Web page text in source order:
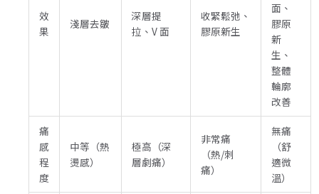
效
果
淺層去皺
深層提
拉、V 面
收緊鬆弛、
膠原新生
面、
膠原
新
生、
整體
輪廓
改善
痛
感
程
度
中等（熱
燙感）
極高（深
層劇痛）
非常痛
（熱/刺
痛）
無痛
（舒
適微
溫）